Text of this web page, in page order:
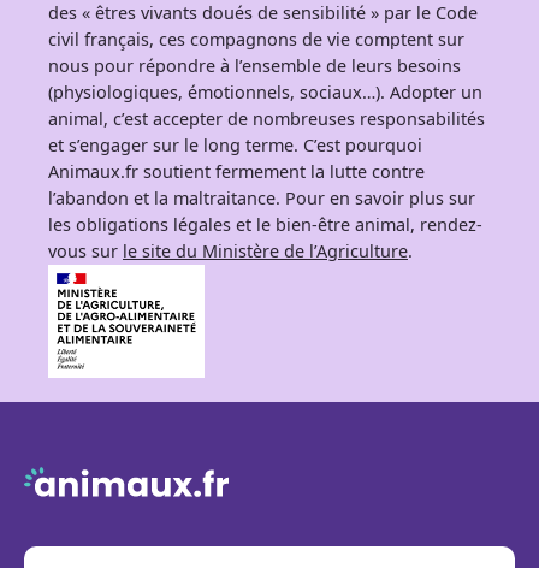
des « êtres vivants doués de sensibilité » par le Code
civil français, ces compagnons de vie comptent sur
nous pour répondre à l’ensemble de leurs besoins
(physiologiques, émotionnels, sociaux…). Adopter un
animal, c’est accepter de nombreuses responsabilités
et s’engager sur le long terme. C’est pourquoi
Animaux.fr soutient fermement la lutte contre
l’abandon et la maltraitance. Pour en savoir plus sur
les obligations légales et le bien-être animal, rendez-
vous sur le site du Ministère de l’Agriculture.